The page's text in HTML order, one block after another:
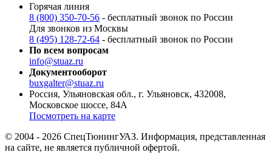
Горячая линия
8 (800) 350-70-56 - бесплатный звонок по России
Для звонков из Москвы
8 (495) 128-72-64 - бесплатный звонок по России
По всем вопросам
info@stuaz.ru
Документооборот
buxgalter@stuaz.ru
Россия, Ульяновская обл., г. Ульяновск, 432008,
Московское шоссе, 84А
Посмотреть на карте
© 2004 - 2026 СпецТюнингУАЗ. Информация, представленная
на сайте, не является публичной офертой.